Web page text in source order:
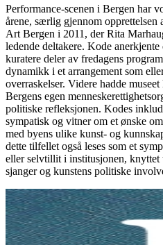
Performance-scenen i Bergen har
årene, særlig gjennom opprettelsen
Art Bergen i 2011, der Rita
ledende deltakere. Kode
kuratere deler av fredagens
dynamikk i et arrangement som
overraskelser. Videre hadde
Bergens egen
politiske refleksjonen. Kodes
sympatisk og vitner om et ønske
med byens ulike kunst- og
dette tilfellet også leses som et
eller selvtillit i institusjonen, knyttet
sjanger og kunstens politiske